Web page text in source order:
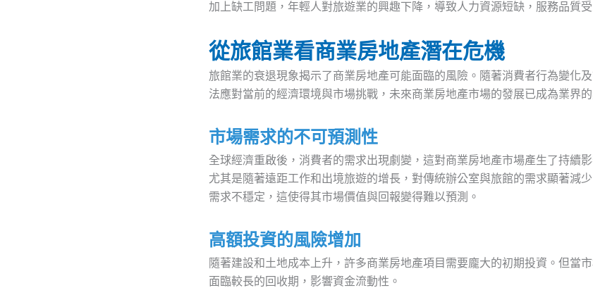
加上缺工問題，年輕人對旅遊業的興趣下降，導致人力資源短缺，服務品質
從旅館業看商業房地產潛在危機
旅館業的衰退現象揭示了商業房地產可能面臨的風險。隨著消費者行為變化
法應對當前的經濟環境與市場挑戰，未來商業房地產市場的發展已成為業界的
市場需求的不可預測性
全球經濟重啟後，消費者的需求出現劇變，這對商業房地產市場產生了持續
尤其是隨著遠距工作和出境旅遊的增長，對傳統辦公室與旅館的需求顯著減
需求不穩定，這使得其市場價值與回報變得難以預測。
高額投資的風險增加
隨著建設和土地成本上升，許多商業房地產項目需要龐大的初期投資。但當
面臨較長的回收期，影響資金流動性。